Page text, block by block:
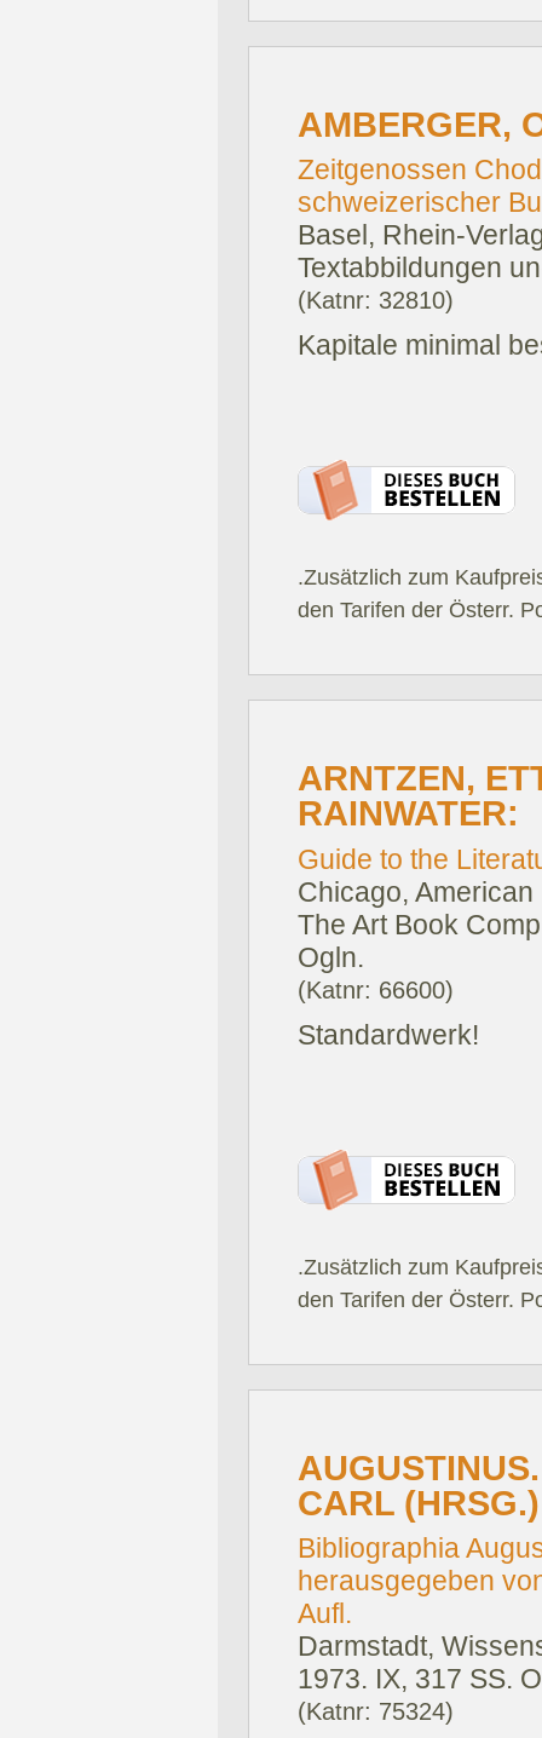
AMBERGER,
Zeitgenossen
schweizerischer
Basel, Rhein-
Textabbildungen
(Katnr: 32810)
Kapitale minimal
.Zusätzlich zum
den Tarifen der Österr.
ARNTZEN,
RAINWATER:
Guide to the
Chicago,
The Art Book
Ogln.
(Katnr: 66600)
Standardwerk!
.Zusätzlich zum
den Tarifen der Österr.
CARL
Bibliographia
herausgegeben
Aufl.
Darmstadt,
1973. IX, 317 SS.
(Katnr: 75324)